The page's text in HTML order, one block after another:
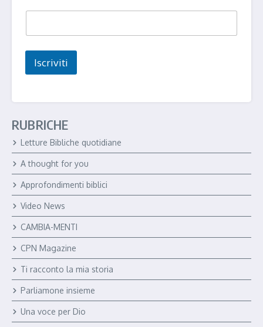
e
Iscriviti
RUBRICHE
Letture Bibliche quotidiane
A thought for you
Approfondimenti biblici
Video News
CAMBIA-MENTI
CPN Magazine
Ti racconto la mia storia
Parliamone insieme
Una voce per Dio